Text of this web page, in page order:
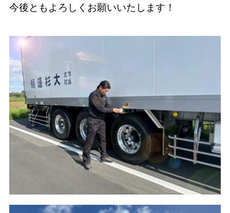
今後ともよろしくお願いいたします！